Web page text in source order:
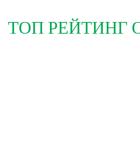
ТОП РЕЙТИНГ